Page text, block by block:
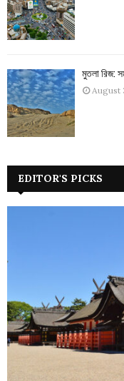
মুতলা রিজ:
August
EDITOR'S PICKS